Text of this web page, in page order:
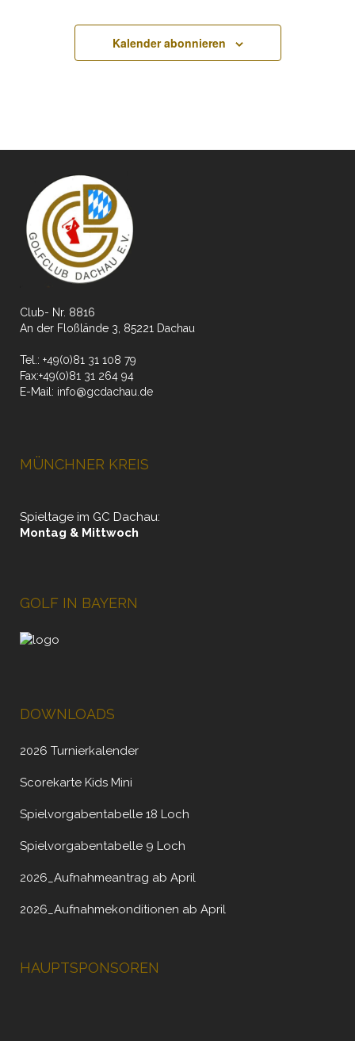
Kalender abonnieren
Club- Nr. 8816
An der Floßlände 3, 85221 Dachau
Tel.: +49(0)81 31 108 79
Fax:+49(0)81 31 264 94
E-Mail: info@gcdachau.de
MÜNCHNER KREIS
Spieltage im GC Dachau:
Montag & Mittwoch
GOLF IN BAYERN
DOWNLOADS
2026 Turnierkalender
Scorekarte Kids Mini
Spielvorgabentabelle 18 Loch
Spielvorgabentabelle 9 Loch
2026_Aufnahmeantrag ab April
2026_Aufnahmekonditionen ab April
HAUPTSPONSOREN